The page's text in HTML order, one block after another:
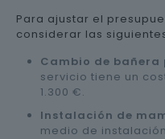
Para ajustar el
considerar las
Cambio de
servicio tiene un
1.300 €.
Instalación de
medio de